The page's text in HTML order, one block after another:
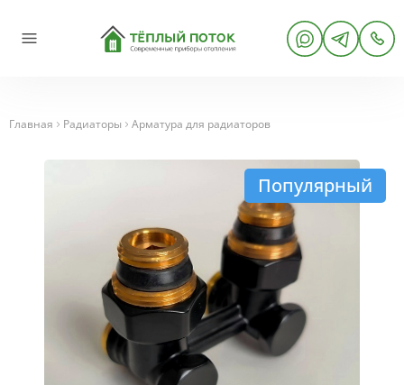
Главная Радиаторы Арматура для радиаторов
Популярный